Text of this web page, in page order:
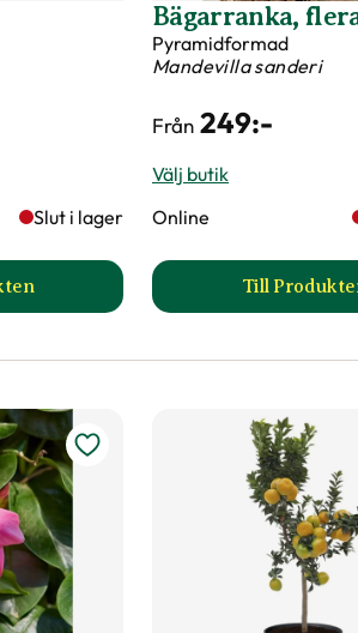
produktsida
Slut i lager
produktsida
Bägarranka,
Pyramidformad
Mandevilla sanderi
Från 249:-
Välj butik
Online
Till
till